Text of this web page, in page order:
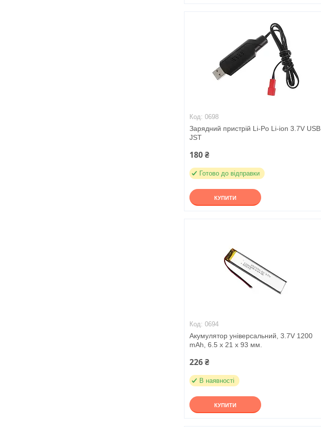
0698
Зарядний пристрій Li-Po Li-ion 3.7V USB
JST
180 ₴
Готово до відправки
КУПИТИ
0694
Акумулятор універсальний, 3.7V 1200
mAh, 6.5 x 21 x 93 мм.
226 ₴
В наявності
КУПИТИ